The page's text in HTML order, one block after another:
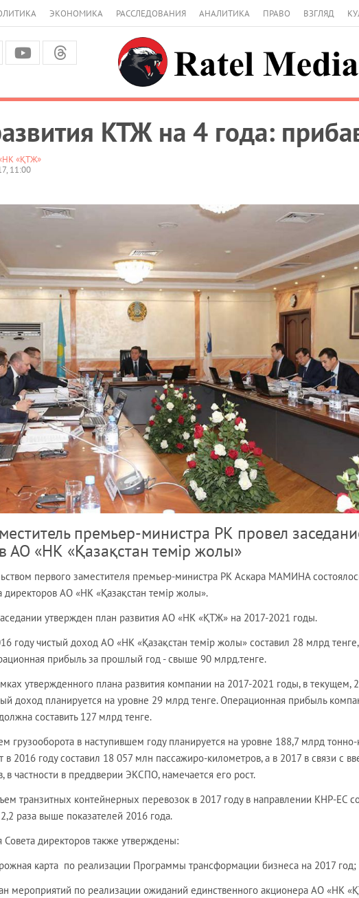
ЭКОНОМИКА РАССЛЕДОВАНИЯ АНАЛИТИКА ПРАВО ВЗГЛЯД
КТЖ на 4 года:
«ҚТЖ»
11:00
премьер-министра РК провел
АО «НК «Қазақстан темір жолы»
первого заместителя премьер-министра РК Аскара МАМИНА
директоров АО «НК «Қазақстан темір жолы».
утвержден план развития АО «НК «ҚТЖ» на 2017-2021 годы.
году чистый доход АО «НК «Қазақстан темір жолы» составил 28 млрд
прибыль за прошлый год - свыше 90 млрд.тенге.
утвержденного плана развития компании на 2017-2021 годы, в текущем,
доход планируется на уровне 29 млрд тенге. Операционная прибыль
составить 127 млрд тенге.
грузооборота в наступившем году планируется на уровне 188,7 млрд
в 2016 году составил 18 057 млн пассажиро-километров, а в 2017 в связи с
в частности в преддверии ЭКСПО, намечается его рост.
транзитных контейнерных перевозок в 2017 году в направлении КНР-ЕС
раза выше показателей 2016 года.
Совета директоров также утверждены:
карта по реализации Программы трансформации бизнеса на 2017 год;
мероприятий по реализации ожиданий единственного акционера АО «НК